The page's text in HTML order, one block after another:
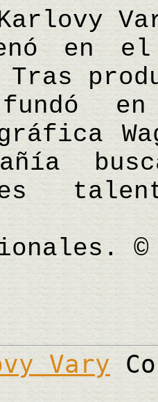
en
fundó
©
Vary